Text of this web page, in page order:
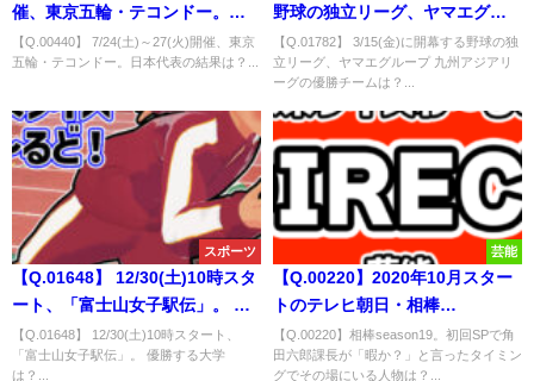
催、東京五輪・テコンドー。日
本代表の結果は？
【Q.00440】 7/24(土)～27(火)開催、東京
五輪・テコンドー。日本代表の結果は？...
野球の独立リーグ、ヤマエグル
ープ 九州アジアリーグの優勝チ
ームは？
【Q.01782】 3/15(金)に開幕する野球の独
立リーグ、ヤマエグループ 九州アジアリ
ーグの優勝チームは？...
スポーツ
【Q.01648】 12/30(土)10時スタ
ート、「富士山女子駅伝」。 優
勝する大学は？
【Q.01648】 12/30(土)10時スタート、
「富士山女子駅伝」。 優勝する大学
は？...
芸能
【Q.00220】2020年10月スター
トのテレヒ朝日・相棒
season19。初回SPで角田六郎
課長が「暇か？」と言って特命
【Q.00220】相棒season19。初回SPで角
田六郎課長が「暇か？」と言ったタイミン
グでその場にいる人物は？...